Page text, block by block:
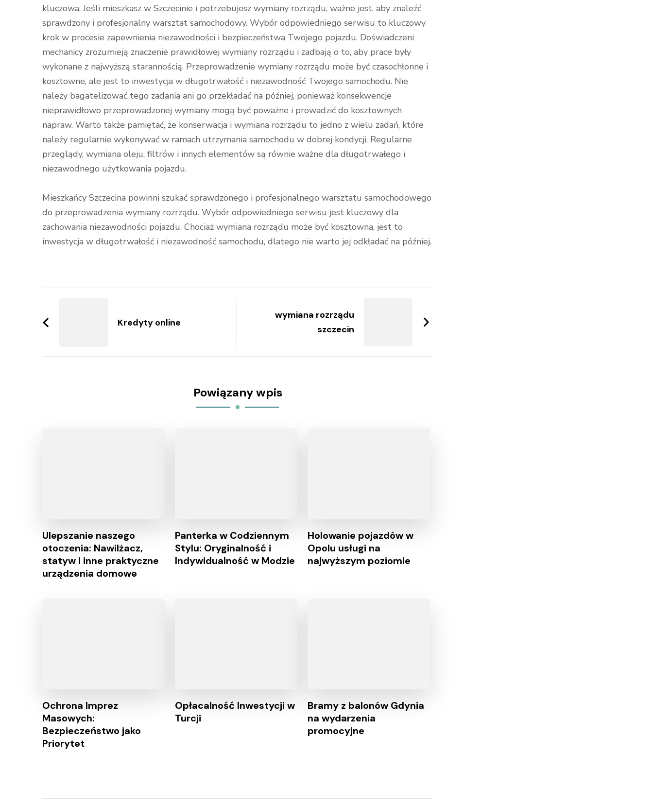
kluczowa. Jeśli mieszkasz w Szczecinie i potrzebujesz wymiany rozrządu, ważne jest, aby znaleźć
sprawdzony i profesjonalny warsztat samochodowy. Wybór odpowiedniego serwisu to kluczowy
krok w procesie zapewnienia niezawodności i bezpieczeństwa Twojego pojazdu. Doświadczeni
mechanicy zrozumieją znaczenie prawidłowej wymiany rozrządu i zadbają o to, aby prace były
wykonane z najwyższą starannością. Przeprowadzenie wymiany rozrządu może być czasochłonne i
kosztowne, ale jest to inwestycja w długotrwałość i niezawodność Twojego samochodu. Nie
należy bagatelizować tego zadania ani go przekładać na później, ponieważ konsekwencje
nieprawidłowo przeprowadzonej wymiany mogą być poważne i prowadzić do kosztownych
napraw. Warto także pamiętać, że konserwacja i wymiana rozrządu to jedno z wielu zadań, które
należy regularnie wykonywać w ramach utrzymania samochodu w dobrej kondycji. Regularne
przeglądy, wymiana oleju, filtrów i innych elementów są równie ważne dla długotrwałego i
niezawodnego użytkowania pojazdu.
Mieszkańcy Szczecina powinni szukać sprawdzonego i profesjonalnego warsztatu samochodowego
do przeprowadzenia wymiany rozrządu. Wybór odpowiedniego serwisu jest kluczowy dla
zachowania niezawodności pojazdu. Chociaż wymiana rozrządu może być kosztowna, jest to
inwestycja w długotrwałość i niezawodność samochodu, dlatego nie warto jej odkładać na później.
wpisy
Kredyty online
wymiana rozrządu
szczecin
Powiązany wpis
Ulepszanie naszego
otoczenia: Nawilżacz,
statyw i inne praktyczne
urządzenia domowe
Panterka w Codziennym
Stylu: Oryginalność i
Indywidualność w Modzie
Holowanie pojazdów w
Opolu usługi na
najwyższym poziomie
Ochrona Imprez
Masowych:
Bezpieczeństwo jako
Priorytet
Opłacalność Inwestycji w
Turcji
Bramy z balonów Gdynia
na wydarzenia
promocyjne